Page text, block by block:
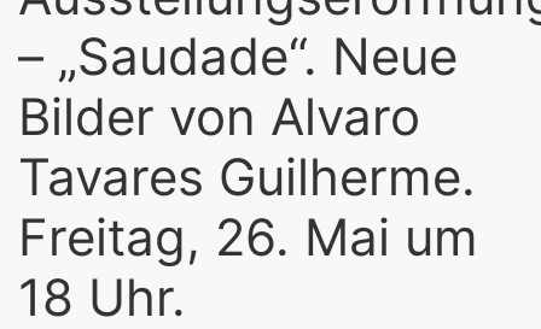
– „Saudade“. Neue
Bilder von Alvaro
Tavares Guilherme.
Freitag, 26. Mai um
18 Uhr.